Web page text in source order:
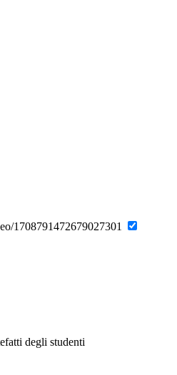
1708791472679027301
degli studenti